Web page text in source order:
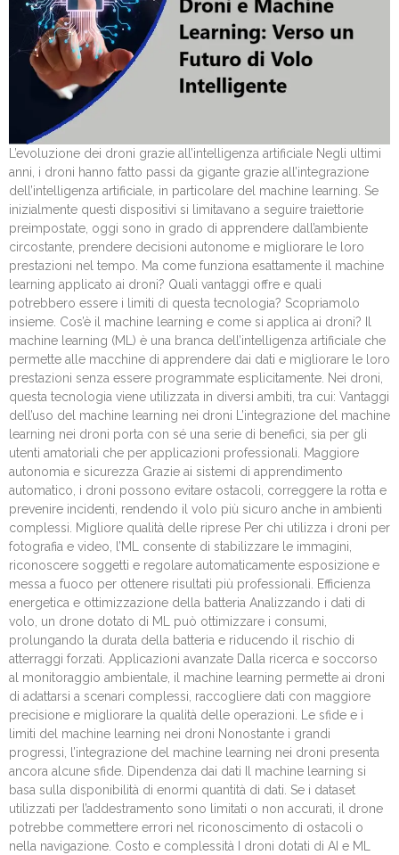
L’evoluzione dei droni grazie all’intelligenza artificiale Negli ultimi
anni, i droni hanno fatto passi da gigante grazie all’integrazione
dell’intelligenza artificiale, in particolare del machine learning. Se
inizialmente questi dispositivi si limitavano a seguire traiettorie
preimpostate, oggi sono in grado di apprendere dall’ambiente
circostante, prendere decisioni autonome e migliorare le loro
prestazioni nel tempo. Ma come funziona esattamente il machine
learning applicato ai droni? Quali vantaggi offre e quali
potrebbero essere i limiti di questa tecnologia? Scopriamolo
insieme. Cos’è il machine learning e come si applica ai droni? Il
machine learning (ML) è una branca dell’intelligenza artificiale che
permette alle macchine di apprendere dai dati e migliorare le loro
prestazioni senza essere programmate esplicitamente. Nei droni,
questa tecnologia viene utilizzata in diversi ambiti, tra cui: Vantaggi
dell’uso del machine learning nei droni L’integrazione del machine
learning nei droni porta con sé una serie di benefici, sia per gli
utenti amatoriali che per applicazioni professionali. Maggiore
autonomia e sicurezza Grazie ai sistemi di apprendimento
automatico, i droni possono evitare ostacoli, correggere la rotta e
prevenire incidenti, rendendo il volo più sicuro anche in ambienti
complessi. Migliore qualità delle riprese Per chi utilizza i droni per
fotografia e video, l’ML consente di stabilizzare le immagini,
riconoscere soggetti e regolare automaticamente esposizione e
messa a fuoco per ottenere risultati più professionali. Efficienza
energetica e ottimizzazione della batteria Analizzando i dati di
volo, un drone dotato di ML può ottimizzare i consumi,
prolungando la durata della batteria e riducendo il rischio di
atterraggi forzati. Applicazioni avanzate Dalla ricerca e soccorso
al monitoraggio ambientale, il machine learning permette ai droni
di adattarsi a scenari complessi, raccogliere dati con maggiore
precisione e migliorare la qualità delle operazioni. Le sfide e i
limiti del machine learning nei droni Nonostante i grandi
progressi, l’integrazione del machine learning nei droni presenta
ancora alcune sfide. Dipendenza dai dati Il machine learning si
basa sulla disponibilità di enormi quantità di dati. Se i dataset
utilizzati per l’addestramento sono limitati o non accurati, il drone
potrebbe commettere errori nel riconoscimento di ostacoli o
nella navigazione. Costo e complessità I droni dotati di AI e ML